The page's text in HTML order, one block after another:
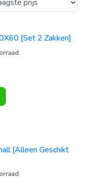
[Set 2 Zakken]
[Alleen Geschikt